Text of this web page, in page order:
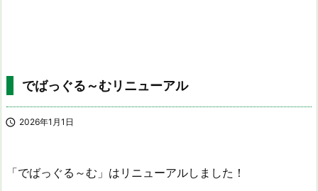
でばっぐる～むリニューアル
 2026年1月1日
「でばっぐる～む」はリニューアルしました！